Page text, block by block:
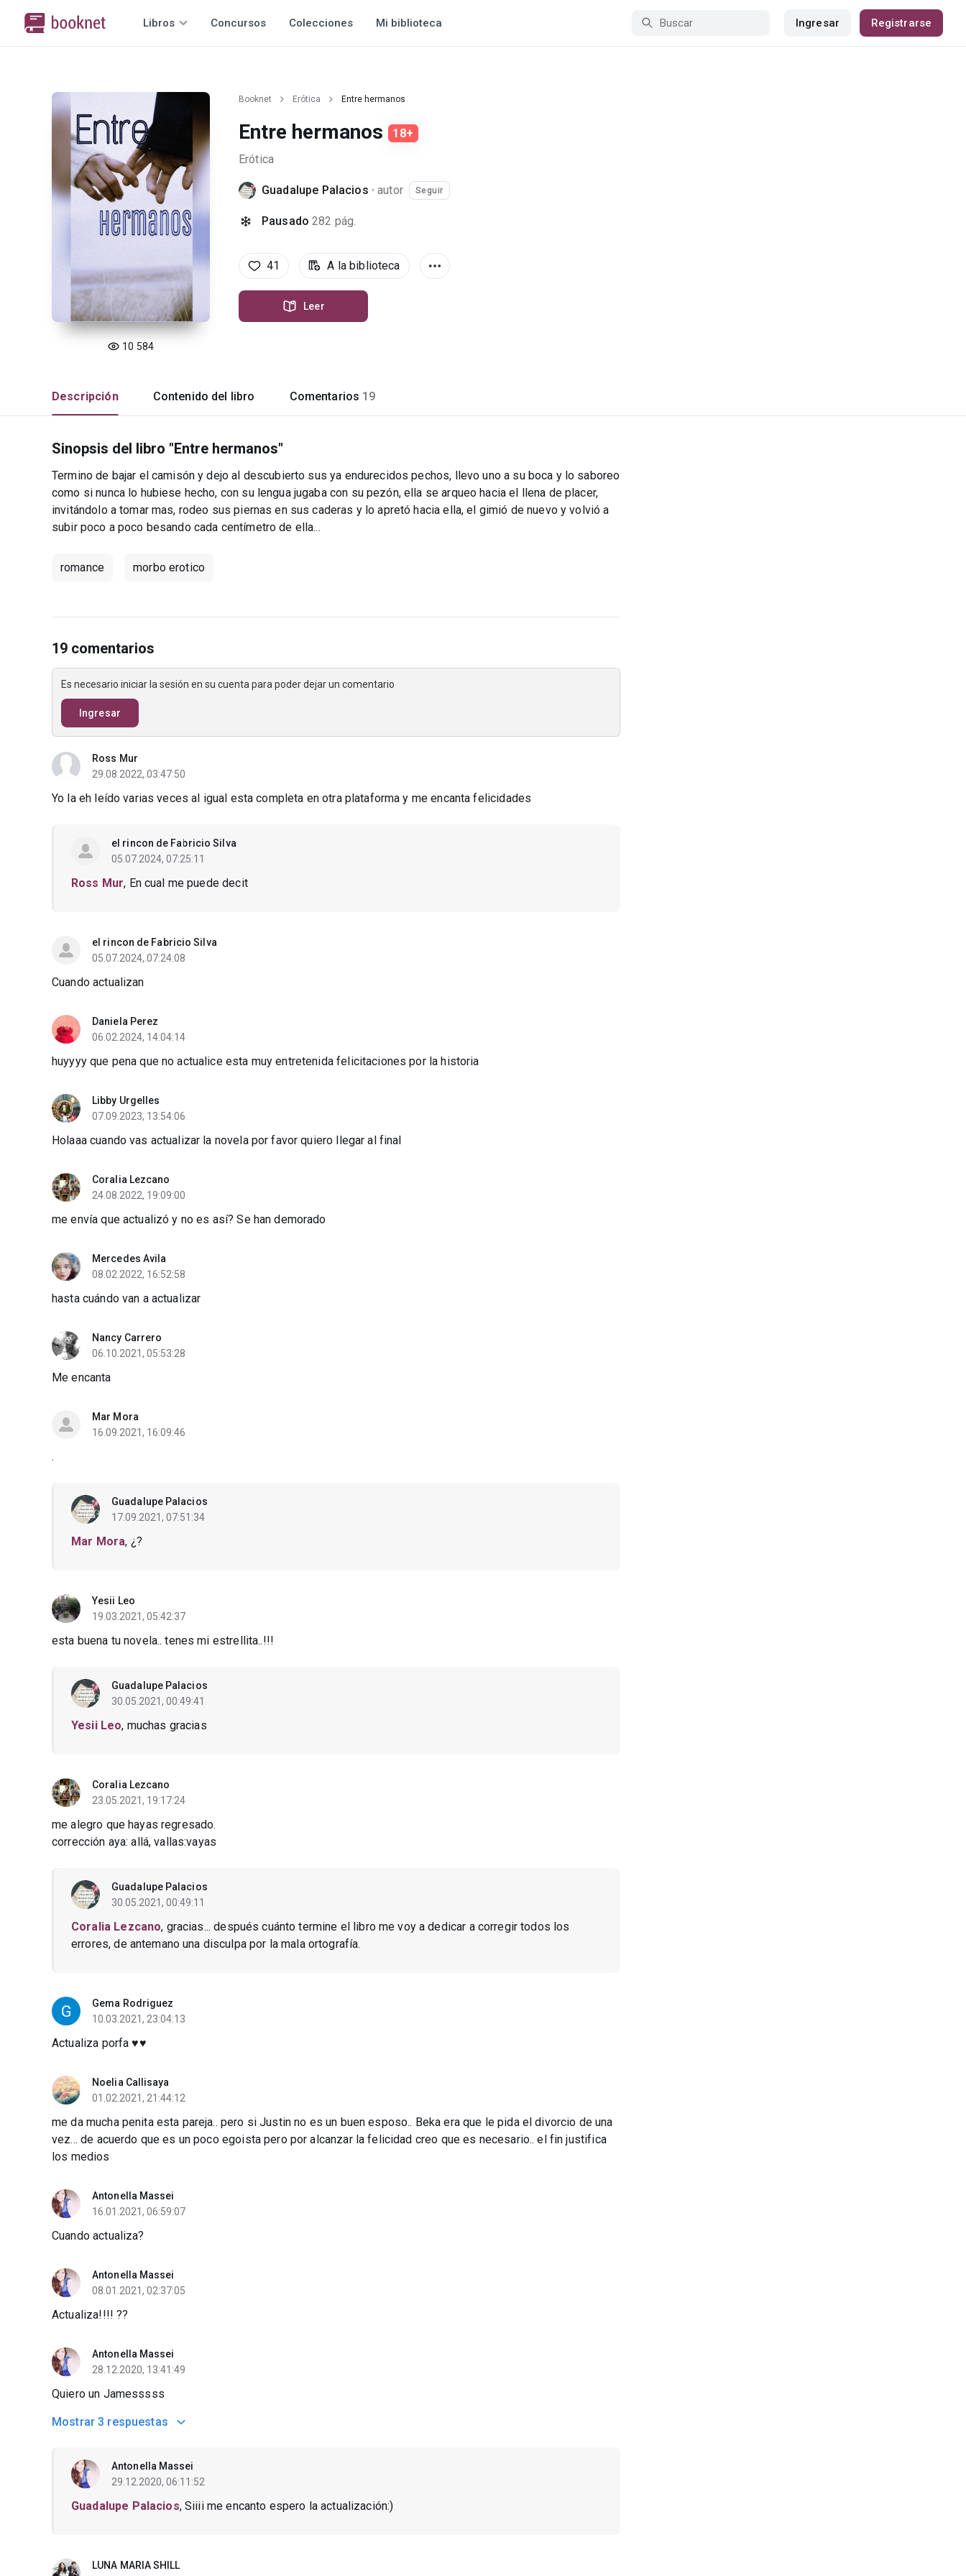
Libros Concursos Colecciones Mi biblioteca Ingresar Registrarse
10 584
Booknet Erótica Entre hermanos
Entre hermanos
18+
Erótica
Guadalupe Palacios ·autor Seguir
Pausado 282 pág.
41 A la biblioteca
Leer
Descripción Contenido del libro Comentarios 19
Sinopsis del libro "Entre hermanos"
Termino de bajar el camisón y dejo al descubierto sus ya endurecidos pechos, llevo uno a su boca y lo saboreo
como si nunca lo hubiese hecho, con su lengua jugaba con su pezón, ella se arqueo hacia el llena de placer,
invitándolo a tomar mas, rodeo sus piernas en sus caderas y lo apretó hacia ella, el gimió de nuevo y volvió a
subir poco a poco besando cada centímetro de ella...
romance morbo erotico
19 comentarios
Es necesario iniciar la sesión en su cuenta para poder dejar un comentario
Ingresar
Ross Mur
29.08.2022, 03:47:50
Yo la eh leído varias veces al igual esta completa en otra plataforma y me encanta felicidades
el rincon de Fabricio Silva
05.07.2024, 07:25:11
Ross Mur, En cual me puede decit
el rincon de Fabricio Silva
05.07.2024, 07:24:08
Cuando actualizan
Daniela Perez
06.02.2024, 14:04:14
huyyyy que pena que no actualice esta muy entretenida felicitaciones por la historia
Libby Urgelles
07.09.2023, 13:54:06
Holaaa cuando vas actualizar la novela por favor quiero llegar al final
Coralia Lezcano
24.08.2022, 19:09:00
me envía que actualizó y no es así? Se han demorado
Mercedes Avila
08.02.2022, 16:52:58
hasta cuándo van a actualizar
Nancy Carrero
06.10.2021, 05:53:28
Me encanta
Mar Mora
16.09.2021, 16:09:46
.
Guadalupe Palacios
17.09.2021, 07:51:34
Mar Mora, ¿?
Yesii Leo
19.03.2021, 05:42:37
esta buena tu novela.. tenes mi estrellita..!!!
Guadalupe Palacios
30.05.2021, 00:49:41
Yesii Leo, muchas gracias
Coralia Lezcano
23.05.2021, 19:17:24
me alegro que hayas regresado.
corrección aya: allá, vallas:vayas
Guadalupe Palacios
30.05.2021, 00:49:11
Coralia Lezcano, gracias... después cuánto termine el libro me voy a dedicar a corregir todos los
errores, de antemano una disculpa por la mala ortografía.
Gema Rodriguez
10.03.2021, 23:04:13
Actualiza porfa ♥️♥️
Noelia Callisaya
01.02.2021, 21:44:12
me da mucha penita esta pareja.. pero si Justin no es un buen esposo.. Beka era que le pida el divorcio de una
vez... de acuerdo que es un poco egoista pero por alcanzar la felicidad creo que es necesario.. el fin justifica
los medios
Antonella Massei
16.01.2021, 06:59:07
Cuando actualiza?
Antonella Massei
08.01.2021, 02:37:05
Actualiza!!!! ??
Antonella Massei
28.12.2020, 13:41:49
Quiero un Jamesssss
Mostrar 3 respuestas
Antonella Massei
29.12.2020, 06:11:52
Guadalupe Palacios, Siiii me encanto espero la actualización:)
LUNA MARIA SHILL